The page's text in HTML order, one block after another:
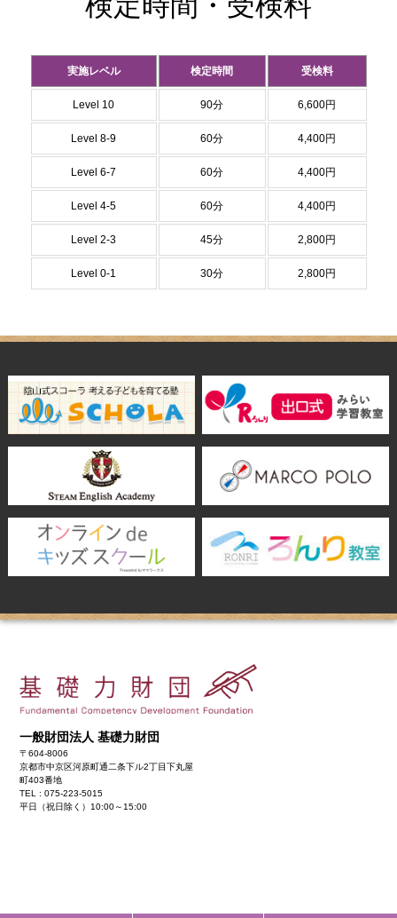
実施レベル 検定時間 受検料
Level 10 90分 6,600円
Level 8-9 60分 4,400円
Level 6-7 60分 4,400円
Level 4-5 60分 4,400円
Level 2-3 45分 2,800円
Level 0-1 30分 2,800円
一般財団法人 基礎力財団
〒604-8006
京都市中京区河原町通二条下ル2丁目下丸屋
町403番地
TEL : 075-223-5015
平日（祝日除く）10:00～15:00